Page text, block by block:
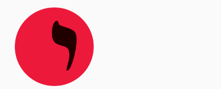
contenu
principal